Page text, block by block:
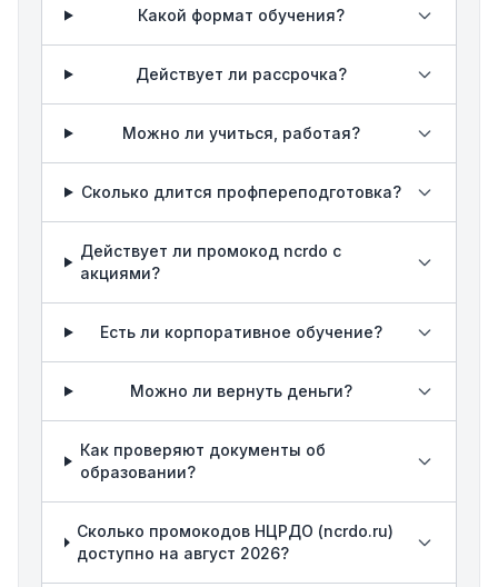
Какой формат обучения?
Действует ли рассрочка?
Можно ли учиться, работая?
Сколько длится профпереподготовка?
Действует ли промокод ncrdo с
акциями?
Есть ли корпоративное обучение?
Можно ли вернуть деньги?
Как проверяют документы об
образовании?
Сколько промокодов НЦРДО (ncrdo.ru)
доступно на август 2026?